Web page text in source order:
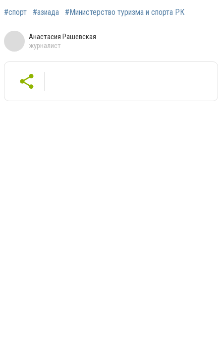
#спорт #азиада #Министерство туризма и спорта РК
Анастасия Рашевская
журналист